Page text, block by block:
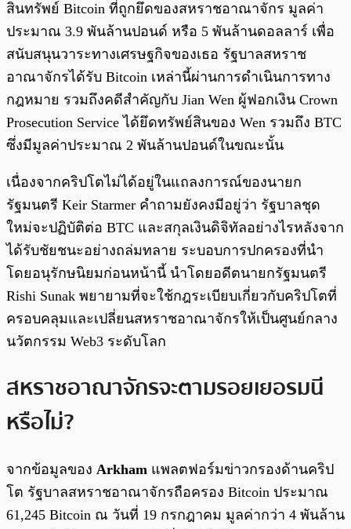
สินทรัพย์ Bitcoin ที่ถูกยึดของสหราชอาณาจักร มูลค่า
ประมาณ 3.9 พันล้านปอนด์ หรือ 5 พันล้านดอลลาร์ เพื่อ
สนับสนุนวาระทางเศรษฐกิจของเธอ รัฐบาลสหราช
อาณาจักรได้รับ Bitcoin เหล่านี้ผ่านการดำเนินการทาง
กฎหมาย รวมถึงคดีสำคัญกับ Jian Wen ผู้ฟอกเงิน Crown
Prosecution Service ได้ยึดทรัพย์สินของ Wen รวมถึง BTC
ซึ่งมีมูลค่าประมาณ 2 พันล้านปอนด์ในขณะนั้น
เนื่องจากคริปโตไม่ได้อยู่ในแถลงการณ์ของนายก
รัฐมนตรี Keir Starmer คำถามยังคงมีอยู่ว่า รัฐบาลชุด
ใหม่จะปฏิบัติต่อ BTC และสกุลเงินดิจิทัลอย่างไรหลังจาก
ได้รับชัยชนะอย่างถล่มทลาย ระบอบการปกครองที่นำ
โดยอนุรักษนิยมก่อนหน้านี้ นำโดยอดีตนายกรัฐมนตรี
Rishi Sunak พยายามที่จะใช้กฎระเบียบเกี่ยวกับคริปโตที่
ครอบคลุมและเปลี่ยนสหราชอาณาจักรให้เป็นศูนย์กลาง
นวัตกรรม Web3 ระดับโลก
สหราชอาณาจักรจะตามรอยเยอรมนี
หรือไม่?
จากข้อมูลของ Arkham แพลตฟอร์มข่าวกรองด้านคริป
โต รัฐบาลสหราชอาณาจักรถือครอง Bitcoin ประมาณ
61,245 Bitcoin ณ วันที่ 19 กรกฎาคม มูลค่ากว่า 4 พันล้าน